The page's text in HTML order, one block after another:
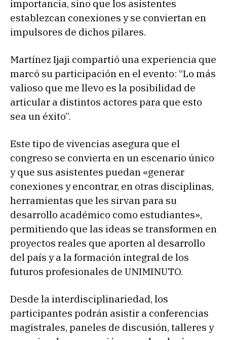
importancia, sino que los asistentes
establezcan conexiones y se conviertan en
impulsores de dichos pilares.
Martínez Ijaji compartió una experiencia que
marcó su participación en el evento: “Lo más
valioso que me llevo es la posibilidad de
articular a distintos actores para que esto
sea un éxito”.
Este tipo de vivencias asegura que el
congreso se convierta en un escenario único
y que sus asistentes puedan «generar
conexiones y encontrar, en otras disciplinas,
herramientas que les sirvan para su
desarrollo académico como estudiantes»,
permitiendo que las ideas se transformen en
proyectos reales que aporten al desarrollo
del país y a la formación integral de los
futuros profesionales de UNIMINUTO.
Desde la interdisciplinariedad, los
participantes podrán asistir a conferencias
magistrales, paneles de discusión, talleres y